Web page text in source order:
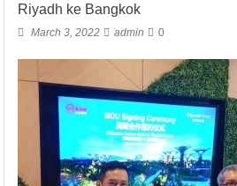
Riyadh ke Bangkok
March 3, 2022 admin 0